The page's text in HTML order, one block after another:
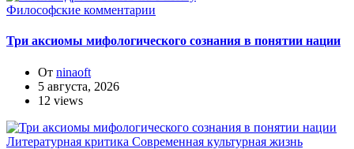
Философские комментарии
Три аксиомы мифологического сознания в понятии нации
От ninaoft
5 августа, 2026
12 views
Литературная критика Современная культурная жизнь